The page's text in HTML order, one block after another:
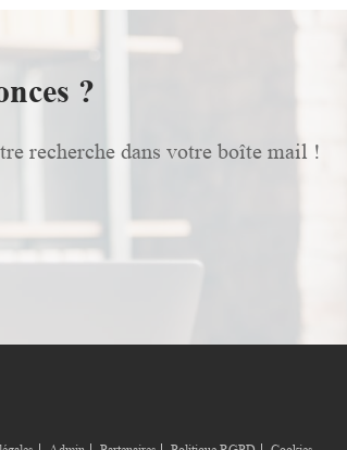
?
recherche dans votre boîte mail !